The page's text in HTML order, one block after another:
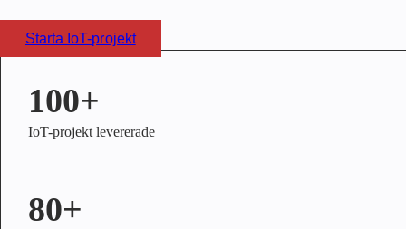
Starta IoT-projekt
100+
IoT-projekt levererade
80+